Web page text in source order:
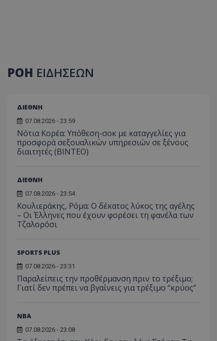
ΡΟΗ ΕΙΔΗΣΕΩΝ
ΔΙΕΘΝΗ
07.08.2026 - 23:59
Νότια Κορέα: Υπόθεση-σοκ με καταγγελίες για
προσφορά σεξουαλικών υπηρεσιών σε ξένους
διαιτητές (BINTEO)
ΔΙΕΘΝΗ
07.08.2026 - 23:54
Κουλιεράκης, Ρόμα: Ο δέκατος λύκος της αγέλης
– Οι Έλληνες που έχουν φορέσει τη φανέλα των
Τζαλορόσι
SPORTS PLUS
07.08.2026 - 23:31
Παραλείπεις την προθέρμανση πριν το τρέξιμο;
Γιατί δεν πρέπει να βγαίνεις για τρέξιμο “κρύος”
NBA
07.08.2026 - 23:08